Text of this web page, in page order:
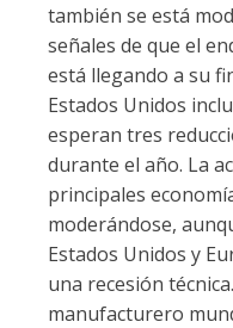
también se está
señales de que el
está llegando a su
Estados Unidos
esperan tres
durante el año. La
principales
moderándose,
Estados Unidos y
una recesión
manufacturero